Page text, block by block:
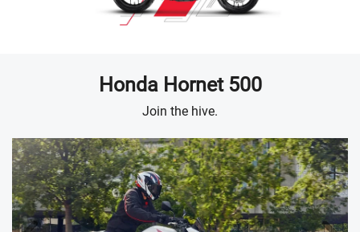
Honda Hornet 500
Join the hive.